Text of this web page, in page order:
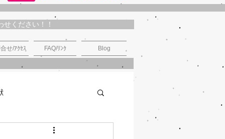
ください！！
せ/ｱｸｾｽ FAQ/ﾘﾝｸ Blog